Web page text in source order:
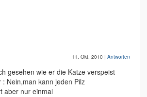
11. Okt. 2010 | Antworten
gesehen wie er die Katze verspeist
Nein,man kann jeden Pilz
aber nur einmal